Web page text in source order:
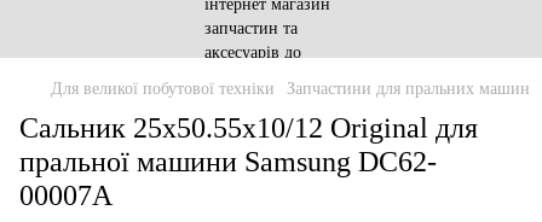
Для великої побутової техніки Запчастини для пральних машин
Сальник 25x50.55x10/12 Original для
пральної машини Samsung DC62-
00007A